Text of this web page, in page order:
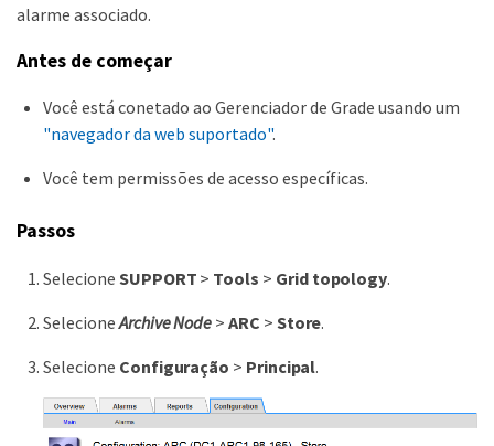
alarme associado.
Antes de começar
Você está conetado ao Gerenciador de Grade usando um
"navegador da web suportado".
Você tem permissões de acesso específicas.
Passos
Selecione SUPPORT > Tools > Grid topology.
SelecioneArchive Node >ARC > Store.
Selecione Configuração > Principal.